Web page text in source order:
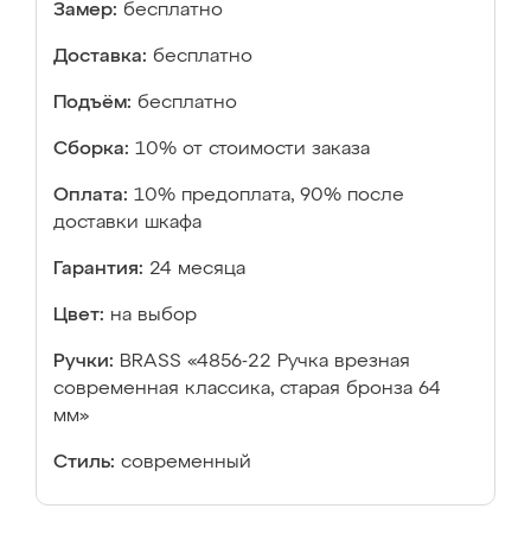
Замер: бесплатно
Доставка: бесплатно
Подъём: бесплатно
Сборка: 10% от стоимости заказа
Оплата: 10% предоплата, 90% после
доставки шкафа
Гарантия: 24 месяца
Цвет: на выбор
Ручки: BRASS «4856-22 Ручка врезная
современная классика, старая бронза 64
мм»
Стиль: современный